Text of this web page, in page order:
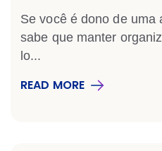
Se você é dono de uma
sabe que manter
lo...
READ MORE